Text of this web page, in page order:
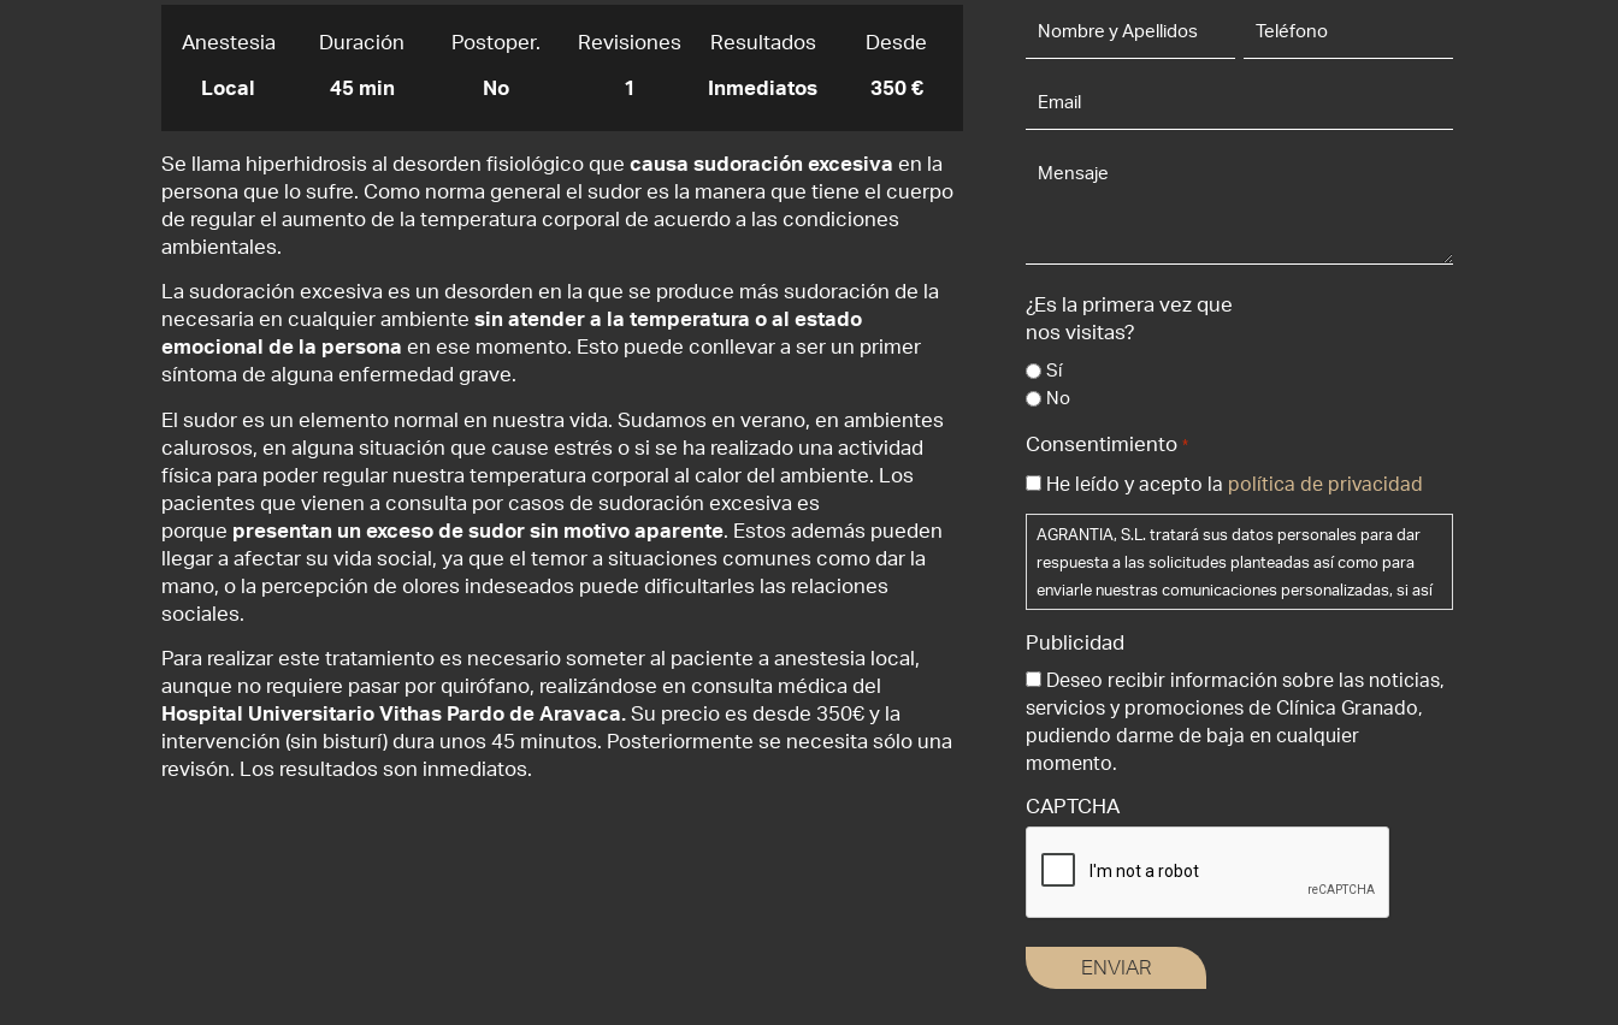
Anestesia
Local
Duración
45 min
Postoper.
No
Revisiones
1
Resultados
Inmediatos
Desde
350 €
Se llama hiperhidrosis al desorden fisiológico quecausa sudoración excesiva en la
persona que lo sufre. Como norma general el sudor es la manera que tiene el cuerpo
de regular el aumento de la temperatura corporal de acuerdo a las condiciones
ambientales.
La sudoración excesiva es un desorden en la que se produce más sudoración de la
necesaria en cualquier ambientesin atender a la temperatura o al estado
emocional de la persona en ese momento. Esto puede conllevar a ser un primer
síntoma de alguna enfermedad grave.
El sudor es un elemento normal en nuestra vida. Sudamos en verano, en ambientes
calurosos, en alguna situación que cause estrés o si se ha realizado una actividad
física para poder regular nuestra temperatura corporal al calor del ambiente. Los
pacientes que vienen a consulta por casos de sudoración excesiva es
porque presentan un exceso de sudor sin motivo aparente. Estos además pueden
llegar a afectar su vida social, ya que el temor a situaciones comunes como dar la
mano, o la percepción de olores indeseados puede dificultarles las relaciones
sociales.
Para realizar este tratamiento es necesario someter al paciente a anestesia local,
aunque no requiere pasar por quirófano, realizándose en consulta médica del
Hospital Universitario Vithas Pardo de Aravaca. Su precio es desde 350€ y la
intervención (sin bisturí) dura unos 45 minutos. Posteriormente se necesita sólo una
revisón. Los resultados son inmediatos.
Apellidos
¿Es la primera vez que
nos visitas?
Sí
No
Consentimiento *
He leído y acepto la política de privacidad
AGRANTIA, S.L. tratará sus datos personales para dar
respuesta a las solicitudes planteadas así como para
enviarle nuestras comunicaciones personalizadas, si así
rectificación, supresión y portabilidad de sus datos, de
limitación y oposición a su tratamiento, así como a no
ser objeto de decisiones basadas únicamente en el
tratamiento automatizado de sus datos, cuando
procedan, en la dirección de correo electrónico
que lea la política de privacidad antes de
Publicidad
Deseo recibir información sobre las noticias,
servicios y promociones de Clínica Granado,
pudiendo darme de baja en cualquier
momento.
CAPTCHA